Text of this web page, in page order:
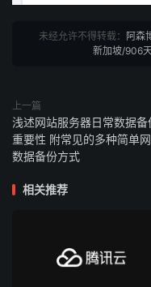
未经允许不得转载： 阿森
新加坡/906
上一篇
浅述网站服务器日常数据备
重要性 附常见的多种简单
数据备份方式
相关推荐